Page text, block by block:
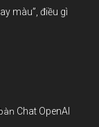
màu”, điều gì
Chat OpenAI